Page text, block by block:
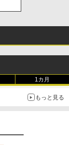
1カ月
もっと見る